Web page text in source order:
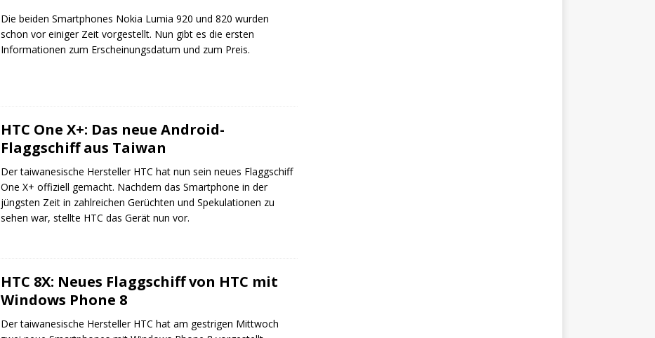
Die beiden Smartphones Nokia Lumia 920 und 820 wurden
schon vor einiger Zeit vorgestellt. Nun gibt es die ersten
Informationen zum Erscheinungsdatum und zum Preis.
HTC One X+: Das neue Android-
Flaggschiff aus Taiwan
Der taiwanesische Hersteller HTC hat nun sein neues Flaggschiff
One X+ offiziell gemacht. Nachdem das Smartphone in der
jüngsten Zeit in zahlreichen Gerüchten und Spekulationen zu
sehen war, stellte HTC das Gerät nun vor.
HTC 8X: Neues Flaggschiff von HTC mit
Windows Phone 8
Der taiwanesische Hersteller HTC hat am gestrigen Mittwoch